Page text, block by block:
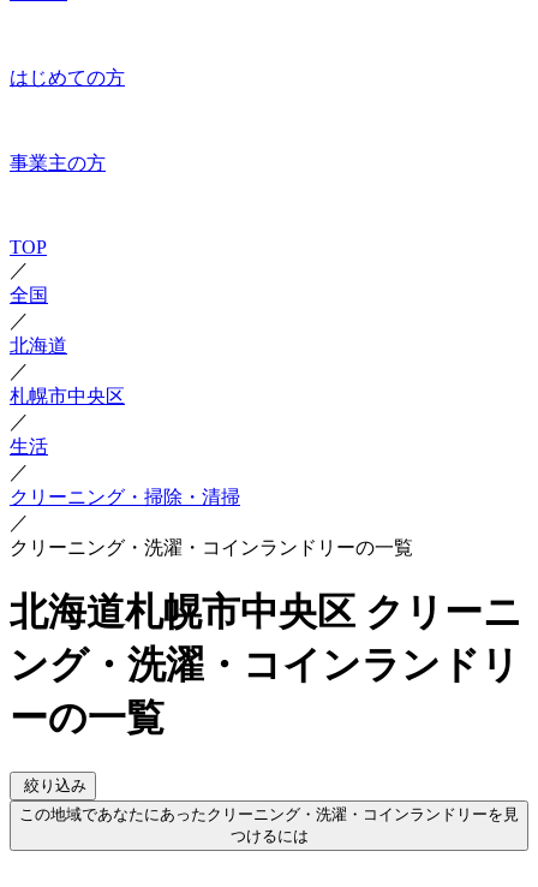
はじめての方
事業主の方
TOP
／
全国
／
北海道
／
札幌市中央区
／
生活
／
クリーニング・掃除・清掃
／
クリーニング・洗濯・コインランドリーの一覧
北海道札幌市中央区 クリーニ
ング・洗濯・コインランドリ
ーの一覧
絞り込み
この地域であなたにあったクリーニング・洗濯・コインランドリーを見
つけるには